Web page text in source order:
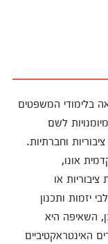
בלימודי המשפטים
לשם
וחברתיות.
אונו,
ציבוריות או
יזמות ותכנון
השאיפה היא
האינטראקטיביים